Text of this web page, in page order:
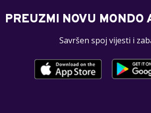
PREUZMI NOVU MONDO
Savršen spoj vijesti i